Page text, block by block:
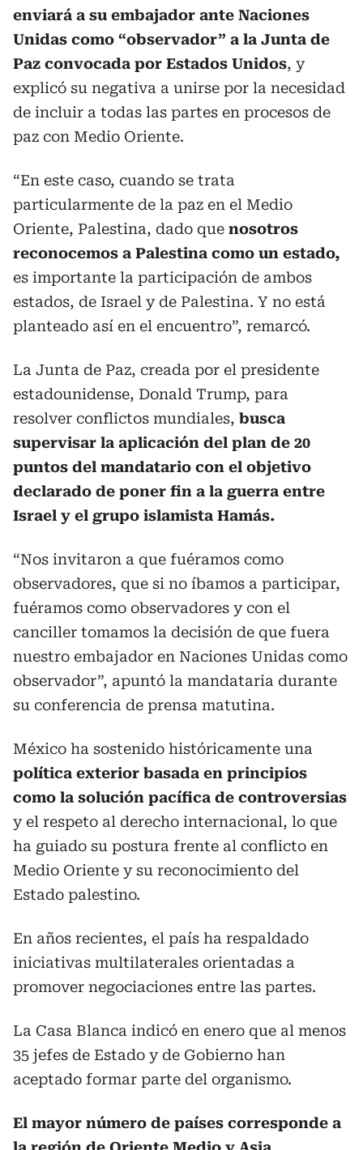
enviará a su embajador ante Naciones
Unidas como “observador” a la Junta de
Paz convocada por Estados Unidos, y
explicó su negativa a unirse por la necesidad
de incluir a todas las partes en procesos de
paz con Medio Oriente.
“En este caso, cuando se trata
particularmente de la paz en el Medio
Oriente, Palestina, dado que nosotros
reconocemos a Palestina como un estado,
es importante la participación de ambos
estados, de Israel y de Palestina. Y no está
planteado así en el encuentro”, remarcó.
La Junta de Paz, creada por el presidente
estadounidense, Donald Trump, para
resolver conflictos mundiales, busca
supervisar la aplicación del plan de 20
puntos del mandatario con el objetivo
declarado de poner fin a la guerra entre
Israel y el grupo islamista Hamás.
“Nos invitaron a que fuéramos como
observadores, que si no íbamos a participar,
fuéramos como observadores y con el
canciller tomamos la decisión de que fuera
nuestro embajador en Naciones Unidas como
observador”, apuntó la mandataria durante
su conferencia de prensa matutina.
México ha sostenido históricamente una
política exterior basada en principios
como la solución pacífica de controversias
y el respeto al derecho internacional, lo que
ha guiado su postura frente al conflicto en
Medio Oriente y su reconocimiento del
Estado palestino.
En años recientes, el país ha respaldado
iniciativas multilaterales orientadas a
promover negociaciones entre las partes.
La Casa Blanca indicó en enero que al menos
35 jefes de Estado y de Gobierno han
aceptado formar parte del organismo.
El mayor número de países corresponde a